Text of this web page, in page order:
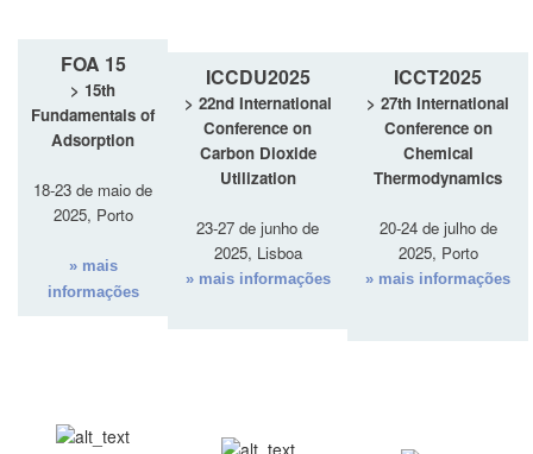
FOA 15
> 15th
Fundamentals of
Adsorption
18-23 de maio de
2025, Porto
» mais
informações
ICCDU2025
> 22nd International
Conference on
Carbon Dioxide
Utilization
23-27 de junho de
2025, Lisboa
» mais informações
ICCT2025
> 27th International
Conference on
Chemical
Thermodynamics
20-24 de julho de
2025, Porto
» mais informações